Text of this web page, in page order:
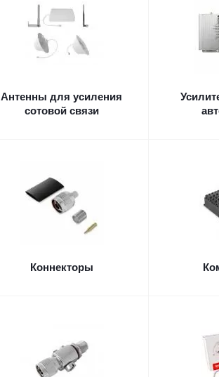
Антенны для усиления
сотовой связи
Коннекторы